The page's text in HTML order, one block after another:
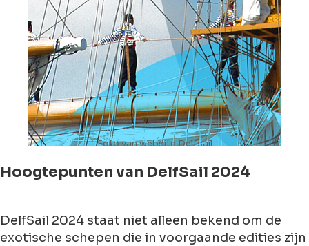
Foto van website Delfsail
Hoogtepunten van DelfSail 2024
DelfSail 2024 staat niet alleen bekend om de
exotische schepen die in voorgaande edities zijn